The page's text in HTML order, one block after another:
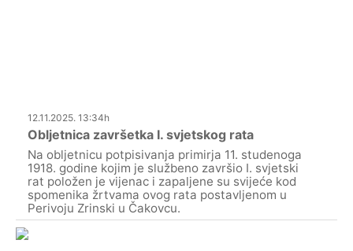
12.11.2025. 13:34h
Obljetnica završetka I. svjetskog rata
Na obljetnicu potpisivanja primirja 11. studenoga
1918. godine kojim je službeno završio I. svjetski
rat položen je vijenac i zapaljene su svijeće kod
spomenika žrtvama ovog rata postavljenom u
Perivoju Zrinski u Čakovcu.